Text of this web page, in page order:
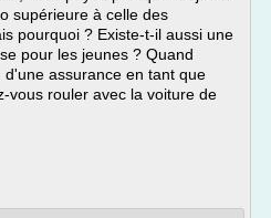
supérieure à celle des
pourquoi ? Existe-t-il aussi une
pour les jeunes ? Quand
assurance en tant que
vous rouler avec la voiture de